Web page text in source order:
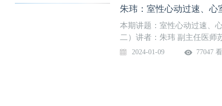
朱玮：室性心动过速、心
本期讲题：室性心动过速、
二）讲者：朱玮 副主任医师
2024-01-09 77047